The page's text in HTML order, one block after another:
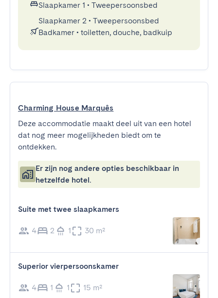
Slaapkamer 1 • Tweepersoonsbed
Slaapkamer 2 • Tweepersoonsbed
Badkamer • toiletten, douche, badkuip
Charming House Marquês
Deze accommodatie maakt deel uit van een hotel
dat nog meer mogelijkheden biedt om te
ontdekken.
Er zijn nog andere opties beschikbaar in
hetzelfde hotel.
Suite met twee slaapkamers
4 2 1 30 m²
Superior vierpersoonskamer
4 1 1 15 m²